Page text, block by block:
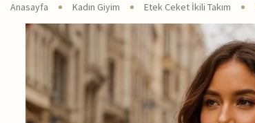
Anasayfa Kadın Giyim Etek Ceket İkili Takım